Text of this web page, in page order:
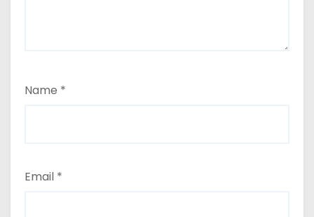
Name *
Email *